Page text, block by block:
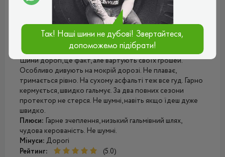
Шини дорогі, це факт, але вартують своїх грошей.
Особливо дивують на мокрій дорозі. Не плаває,
тримається рівно. На сухому асфальті теж все гуд. Гарно
кермується, швидко гальмує. За два повних сезони
протектор не стерся. Не шумні, навіть якщо їдеш дуже
швидко.
Плюси: Гарне зчеплення, низький гальмівний шлях,
чудова керованість. Не шумні.
Мінуси: Дорогі
Рейтинг:
(5.0)
Так! Наші шини не дубові! Звертайтеся,
допоможемо підібрати!